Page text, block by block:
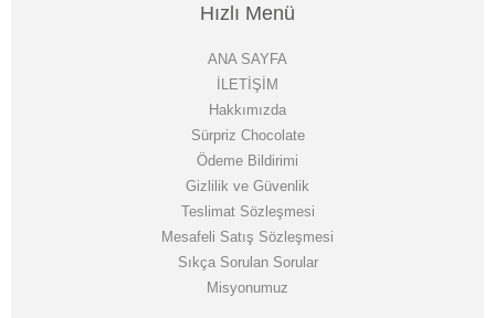
Hızlı Menü
ANA SAYFA
İLETİŞİM
Hakkımızda
Sürpriz Chocolate
Ödeme Bildirimi
Gizlilik ve Güvenlik
Teslimat Sözleşmesi
Mesafeli Satış Sözleşmesi
Sıkça Sorulan Sorular
Misyonumuz